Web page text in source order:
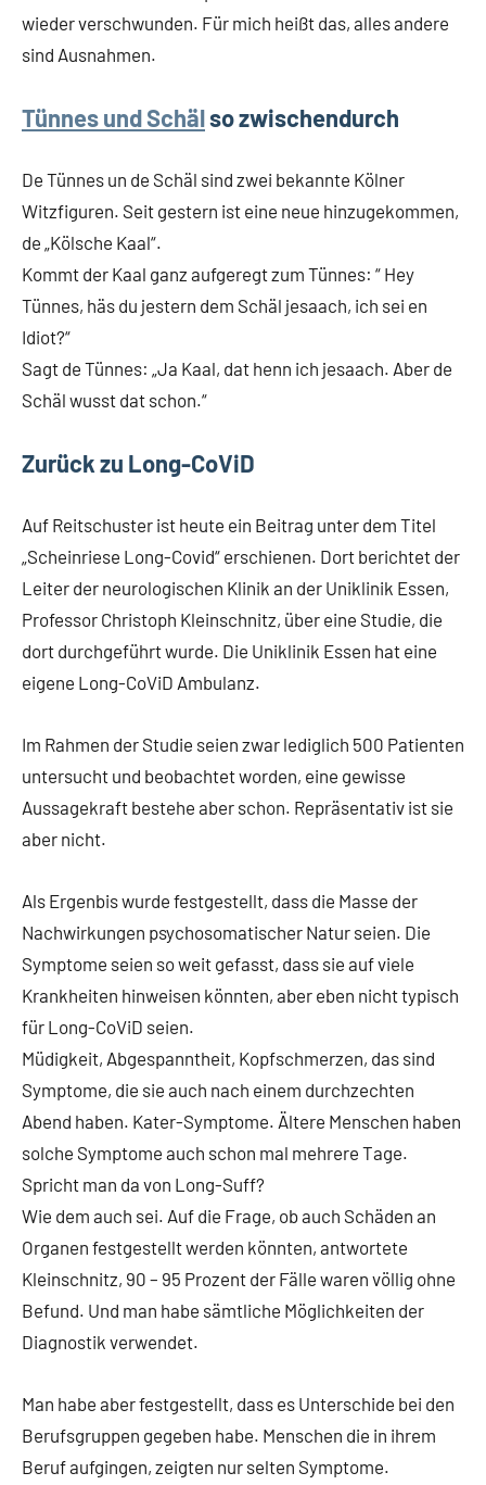
wieder verschwunden. Für mich heißt das, alles andere
sind Ausnahmen.
Tünnes und Schälso zwischendurch
De Tünnes un de Schäl sind zwei bekannte Kölner
Witzfiguren. Seit gestern ist eine neue hinzugekommen,
de „Kölsche Kaal“.
Kommt der Kaal ganz aufgeregt zum Tünnes: “ Hey
Tünnes, häs du jestern dem Schäl jesaach, ich sei en
Idiot?“
Sagt de Tünnes: „Ja Kaal, dat henn ich jesaach. Aber de
Schäl wusst dat schon.“
Zurück zu Long-CoViD
Auf Reitschuster ist heute ein Beitrag unter dem Titel
„Scheinriese Long-Covid“ erschienen. Dort berichtet der
Leiter der neurologischen Klinik an der Uniklinik Essen,
Professor Christoph Kleinschnitz, über eine Studie, die
dort durchgeführt wurde. Die Uniklinik Essen hat eine
eigene Long-CoViD Ambulanz.
Im Rahmen der Studie seien zwar lediglich 500 Patienten
untersucht und beobachtet worden, eine gewisse
Aussagekraft bestehe aber schon. Repräsentativ ist sie
aber nicht.
Als Ergenbis wurde festgestellt, dass die Masse der
Nachwirkungen psychosomatischer Natur seien. Die
Symptome seien so weit gefasst, dass sie auf viele
Krankheiten hinweisen könnten, aber eben nicht typisch
für Long-CoViD seien.
Müdigkeit, Abgespanntheit, Kopfschmerzen, das sind
Symptome, die sie auch nach einem durchzechten
Abend haben. Kater-Symptome. Ältere Menschen haben
solche Symptome auch schon mal mehrere Tage.
Spricht man da von Long-Suff?
Wie dem auch sei. Auf die Frage, ob auch Schäden an
Organen festgestellt werden könnten, antwortete
Kleinschnitz, 90 – 95 Prozent der Fälle waren völlig ohne
Befund. Und man habe sämtliche Möglichkeiten der
Diagnostik verwendet.
Man habe aber festgestellt, dass es Unterschide bei den
Berufsgruppen gegeben habe. Menschen die in ihrem
Beruf aufgingen, zeigten nur selten Symptome.